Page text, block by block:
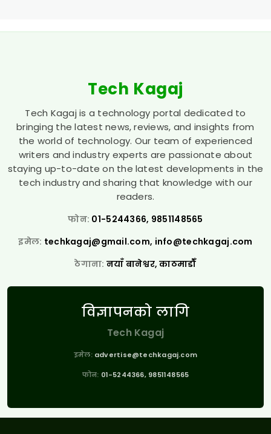
Tech Kagaj
Tech Kagaj is a technology portal dedicated to
bringing the latest news, reviews, and insights from
the world of technology. Our team of experienced
writers and industry experts are passionate about
staying up-to-date on the latest developments in the
tech industry and sharing that knowledge with our
readers.
फोन: 01-5244366, 9851148565
इमेल: techkagaj@gmail.com, info@techkagaj.com
ठेगाना: नयाँ बानेश्वर, काठमाडौँ
विज्ञापनको लागि
Tech Kagaj
इमेल: advertise@techkagaj.com
फोन: 01-5244366, 9851148565